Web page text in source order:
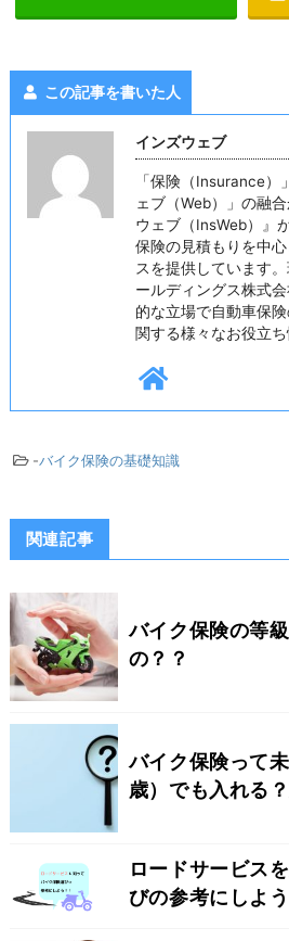
この記事を書いた人
インズウェブ
「保険（Insurance）
ェブ（Web）」の融
ウェブ（InsWeb）』
保険の見積もりを中
スを提供しています
ールディングス株式
的な立場で自動車保
関する様々なお役立
-バイク保険の基礎知識
関連記事
バイク保険の等
の？？
バイク保険って
歳）でも入れる
ロードサービス
びの参考にしよう